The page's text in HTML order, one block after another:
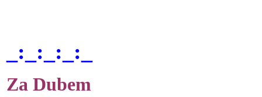
_:_:_:_:_
Za Dubem